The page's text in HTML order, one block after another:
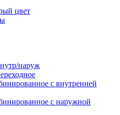
цвет
наруж
с внутренней
с наружной